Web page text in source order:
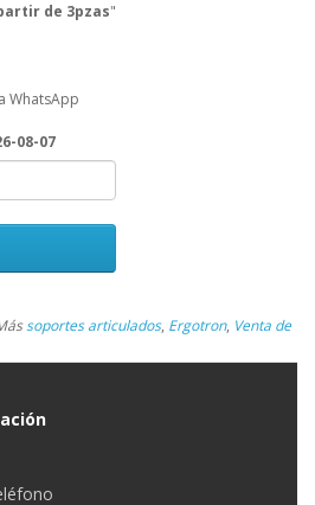
de 3pzas"
WhatsApp
08-07
soportes articulados, Ergotron, Venta de